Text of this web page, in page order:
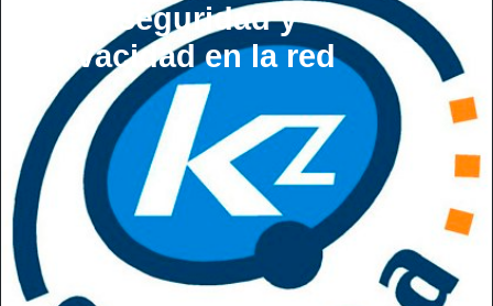
Ciberseguridad y
privacidad en la red